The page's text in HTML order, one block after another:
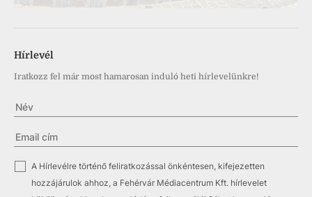
Hírlevél
Iratkozz fel már most hamarosan induló heti hírlevelünkre!
A Hírlevélre történő feliratkozással önkéntesen, kifejezetten
hozzájárulok ahhoz, a Fehérvár Médiacentrum Kft. hírlevelet